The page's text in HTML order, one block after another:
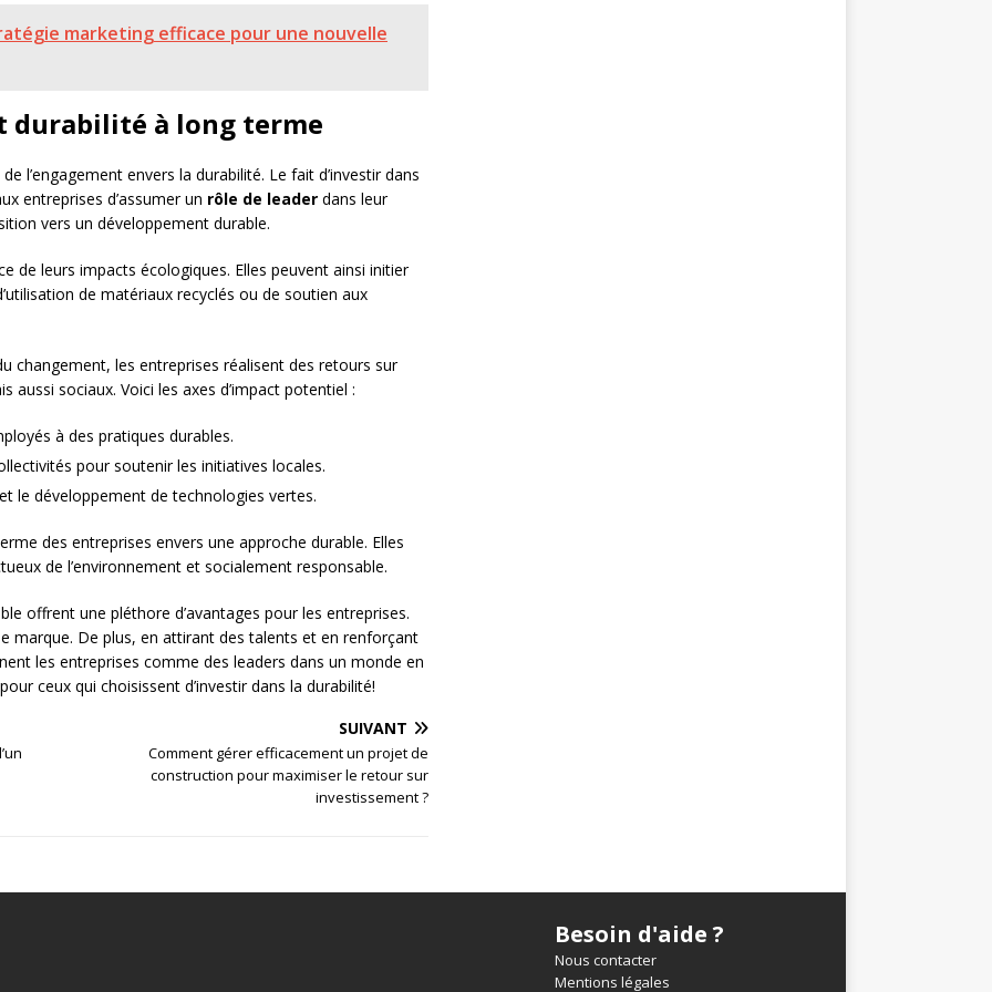
marketing efficace pour une nouvelle
durabilité à long terme
l’engagement envers la durabilité. Le fait d’investir dans
entreprises d’assumer un rôle de leader dans leur
vers un développement durable.
de leurs impacts écologiques. Elles peuvent ainsi initier
de matériaux recyclés ou de soutien aux
changement, les entreprises réalisent des retours sur
sociaux. Voici les axes d’impact potentiel :
à des pratiques durables.
pour soutenir les initiatives locales.
le développement de technologies vertes.
des entreprises envers une approche durable. Elles
de l’environnement et socialement responsable.
offrent une pléthore d’avantages pour les entreprises.
marque. De plus, en attirant des talents et en renforçant
les entreprises comme des leaders dans un monde en
ceux qui choisissent d’investir dans la durabilité!
SUIVANT
Comment gérer efficacement un projet de
construction pour maximiser le retour sur
investissement ?
Besoin d'aide ?
Nous contacter
Mentions légales